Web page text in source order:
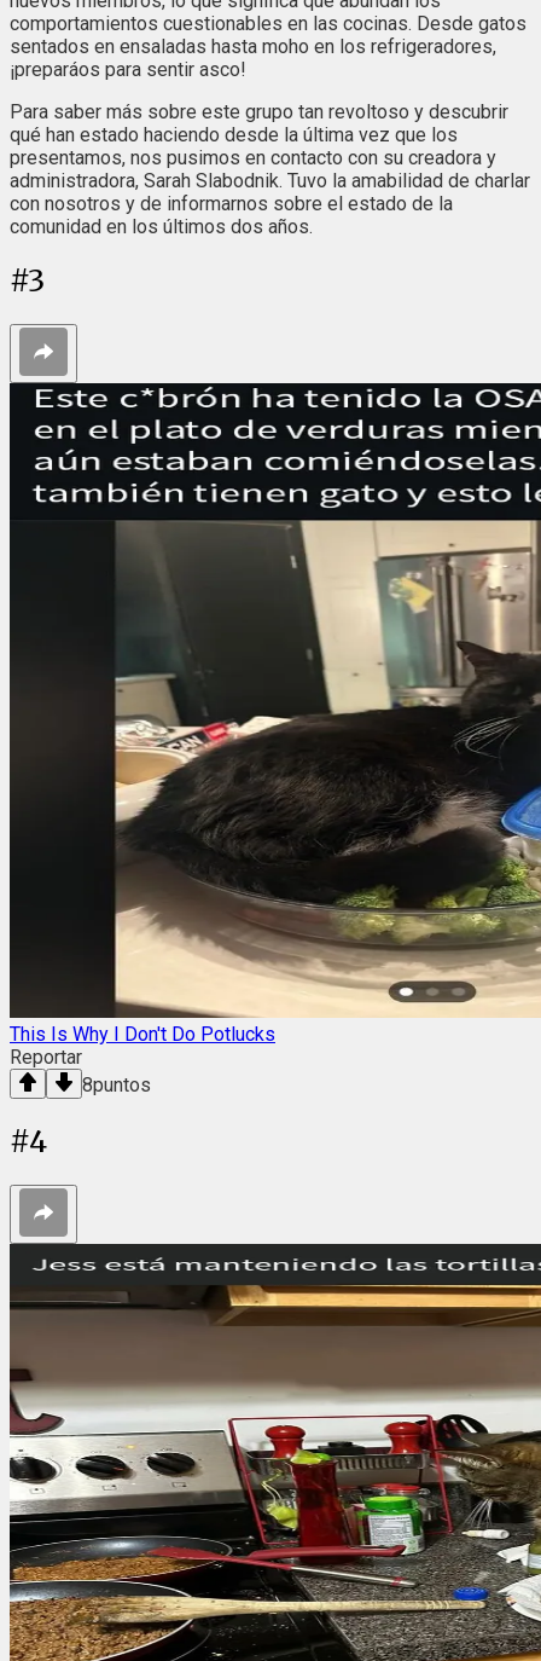
comportamientos cuestionables en las cocinas. Desde gatos
sentados en ensaladas hasta moho en los refrigeradores,
¡preparáos para sentir asco!
Para saber más sobre este grupo tan revoltoso y descubrir
qué han estado haciendo desde la última vez que los
presentamos, nos pusimos en contacto con su creadora y
administradora, Sarah Slabodnik. Tuvo la amabilidad de charlar
con nosotros y de informarnos sobre el estado de la
comunidad en los últimos dos años.
#3
This Is Why I Don't Do Potlucks
Reportar
8puntos
#4